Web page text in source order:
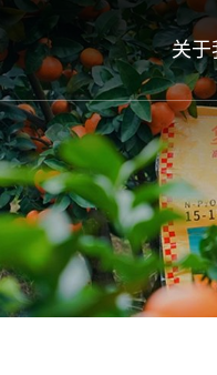
关于
公
企
公
下
发